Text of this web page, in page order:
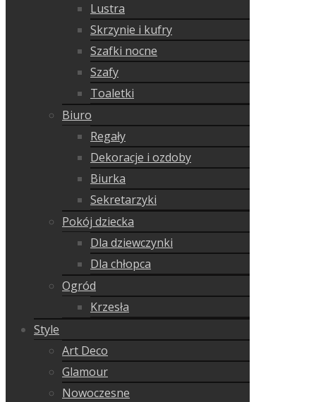
Lustra
Skrzynie i kufry
Szafki nocne
Szafy
Toaletki
Biuro
Regały
Dekoracje i ozdoby
Biurka
Sekretarzyki
Pokój dziecka
Dla dziewczynki
Dla chłopca
Ogród
Krzesła
Style
Art Deco
Glamour
Nowoczesne